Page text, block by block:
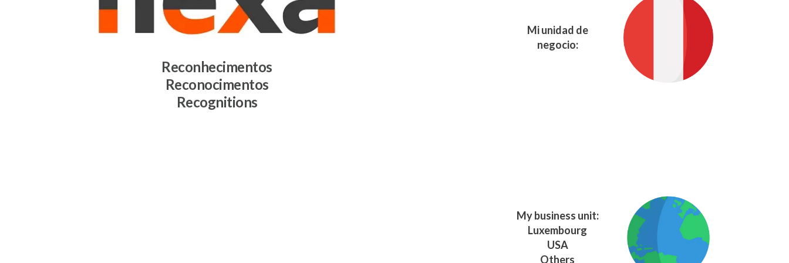
Reconhecimentos
Reconocimentos
Recognitions
Mi unidad de
negocio:
My business unit:
Luxembourg
USA
Others